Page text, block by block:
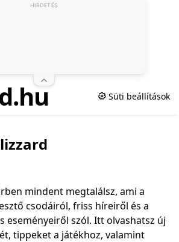
Süti beállítások
mindent megtalálsz, ami a
csodáiról, friss híreiről és a
eseményeiről szól. Itt olvashatsz új
tippeket a játékhoz, valamint
HIRDETÉS